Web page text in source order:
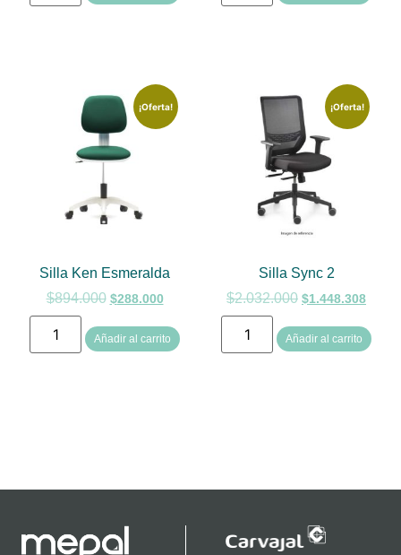
¡Oferta!
Silla Ken Esmeralda
$894.000 $288.000
Añadir al carrito
¡Oferta!
Silla Sync 2
$2.032.000 $1.448.308
Añadir al carrito